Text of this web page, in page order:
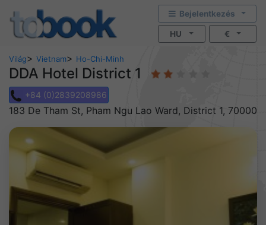
Bejelentkezés
HU €
Világ> Vietnam> Ho-Chi-Minh
DDA Hotel District 1
+84 (0)2839208986
183 De Tham St, Pham Ngu Lao Ward, District 1, 70000